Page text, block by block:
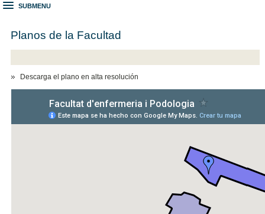
SUBMENU
Planos de la Facultad
Descarga el plano en alta resolución